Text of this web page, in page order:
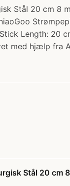
Stål 20 cm
Length: 20
med hjælp fra
Stål 20 cm